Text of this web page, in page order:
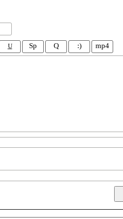
U Sp Q :) mp4